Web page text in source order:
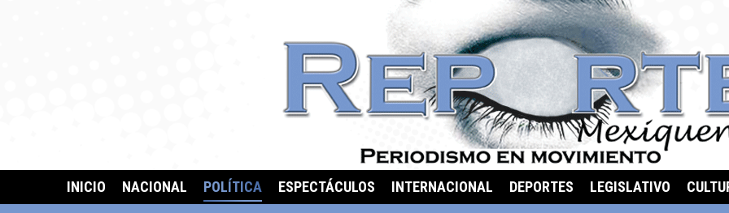
INICIO NACIONAL POLÍTICA ESPECTÁCULOS INTERNACIONAL DEPORTES LEGISLATIVO